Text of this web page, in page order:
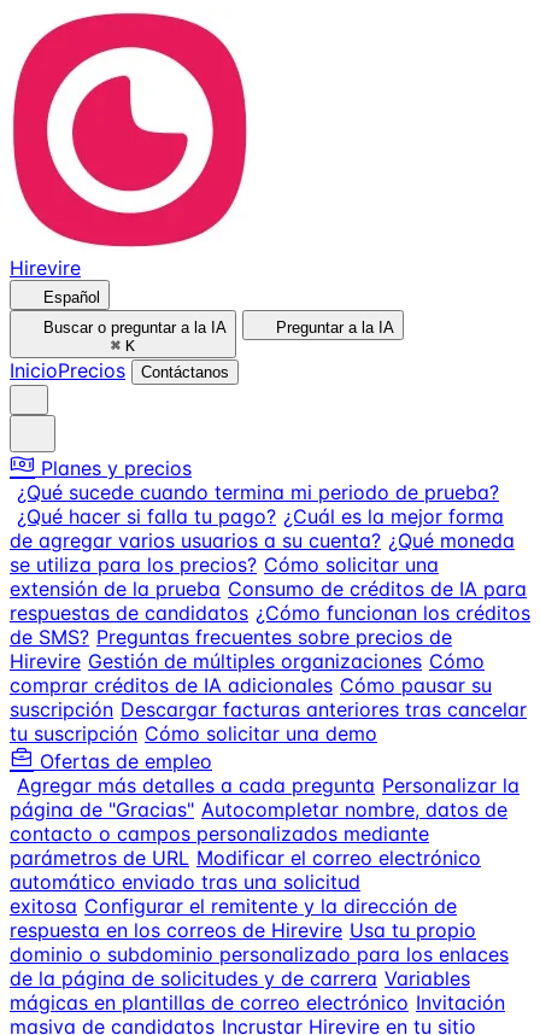
Hirevire
Español
Buscar o preguntar a la IA
⌘ K
Preguntar a la IA
InicioPrecios Contáctanos
Planes y precios
¿Qué sucede cuando termina mi periodo de prueba?
¿Qué hacer si falla tu pago? ¿Cuál es la mejor forma
de agregar varios usuarios a su cuenta? ¿Qué moneda
se utiliza para los precios? Cómo solicitar una
extensión de la prueba Consumo de créditos de IA para
respuestas de candidatos ¿Cómo funcionan los créditos
de SMS? Preguntas frecuentes sobre precios de
Hirevire Gestión de múltiples organizaciones Cómo
comprar créditos de IA adicionales Cómo pausar su
suscripción Descargar facturas anteriores tras cancelar
tu suscripción Cómo solicitar una demo
Ofertas de empleo
Agregar más detalles a cada pregunta Personalizar la
página de "Gracias" Autocompletar nombre, datos de
contacto o campos personalizados mediante
parámetros de URL Modificar el correo electrónico
automático enviado tras una solicitud
exitosa Configurar el remitente y la dirección de
respuesta en los correos de Hirevire Usa tu propio
dominio o subdominio personalizado para los enlaces
de la página de solicitudes y de carrera Variables
mágicas en plantillas de correo electrónico Invitación
masiva de candidatos Incrustar Hirevire en tu sitio